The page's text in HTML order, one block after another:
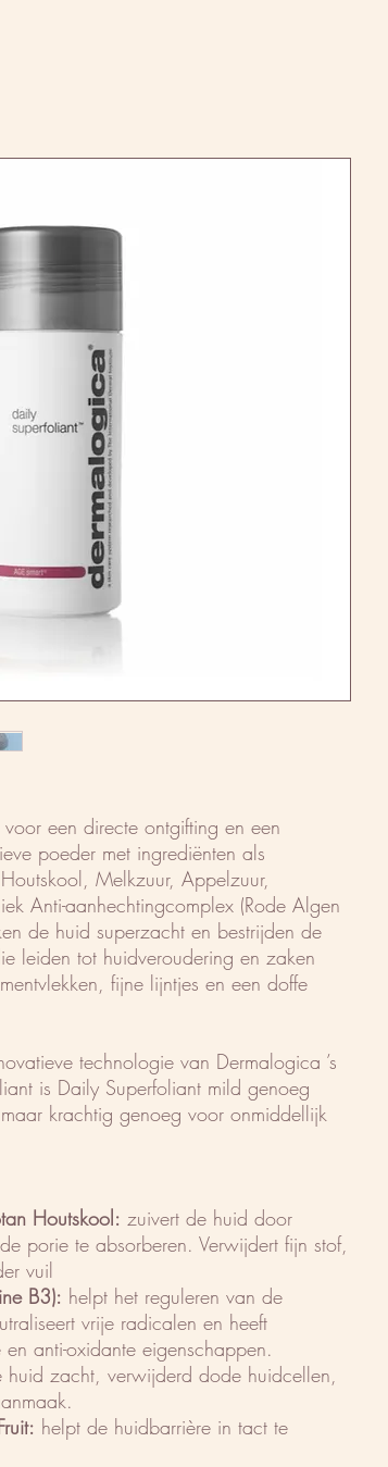
een directe ontgifting en een
poeder met ingrediënten als
Melkzuur, Appelzuur,
Anti-aanhechtingcomplex (Rode Algen
de huid superzacht en bestrijden de
leiden tot huidveroudering en zaken
fijne lijntjes en een doffe
technologie van Dermalogica ’s
is Daily Superfoliant mild genoeg
krachtig genoeg voor onmiddellijk
Houtskool: zuivert de huid door
porie te absorberen. Verwijdert fijn stof,
vuil
B3): helpt het reguleren van de
vrije radicalen en heeft
en anti-oxidante eigenschappen.
huid zacht, verwijderd dode huidcellen,
helpt de huidbarrière in tact te